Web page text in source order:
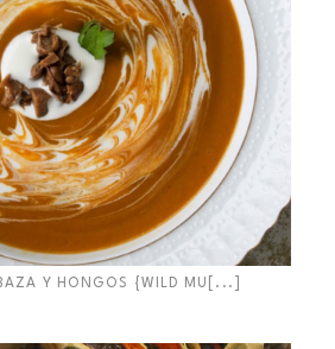
Y HONGOS {WILD MU[...]